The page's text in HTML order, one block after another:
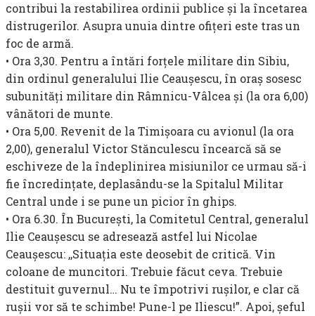
contribui la resta­bilirea ordinii publice şi la încetarea
distrugerilor. Asupra unuia dintre ofiţeri este tras un
foc de armă.
• Ora 3,30. Pentru a întări forţele militare din Sibiu,
din or­dinul generalului Ilie Ceauşescu, în oraş sosesc
subunităţi militare din Râmnicu-Vâlcea şi (la ora 6,00)
vânători de munte.
• Ora 5,00. Revenit de la Timişoara cu avionul (la ora
2,00), generalul Victor Stănculescu încearcă să se
eschiveze de la îndeplinirea misiunilor ce urmau să-i
fie încredinţate, deplasându-se la Spitalul Militar
Central unde i se pune un picior în ghips.
• Ora 6.30. În Bucureşti, la Comitetul Central, generalul
Ilie Ceauşescu se adresează astfel lui Nicolae
Ceauşescu: ,,Situaţia este de­osebit de critică. Vin
coloane de muncitori. Trebuie făcut ceva. Trebuie
destituit guvernul… Nu te împotrivi ruşilor, e clar că
ruşii vor să te schimbe! Pune-l pe Iliescu!”. Apoi, şeful